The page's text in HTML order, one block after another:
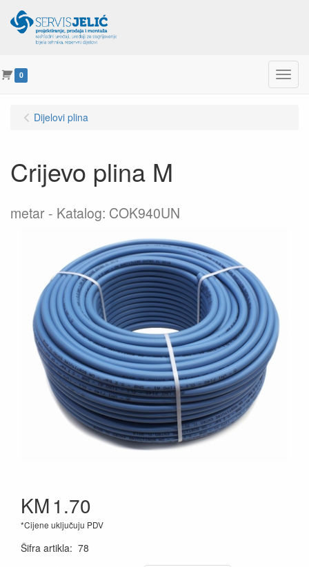
0 Menu
Dijelovi plina
Crijevo plina M
metar Katalog: COK940UN
KM1.70
*Cijene uključuju PDV
Šifra artikla: 78